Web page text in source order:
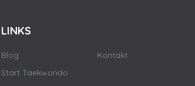
LINKS
Blog
Start Taekwondo
Kontakt